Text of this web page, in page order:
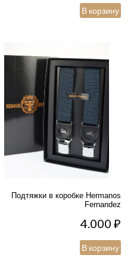
В корзину
Подтяжки в коробке Hermanos
Fernandez
4.000₽
В корзину